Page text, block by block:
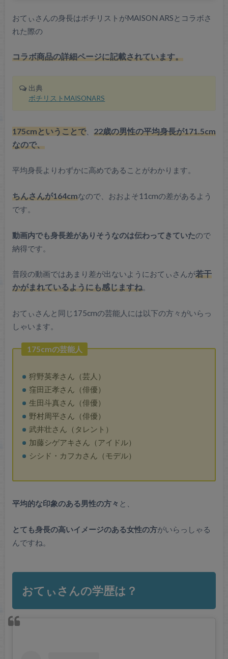
おてぃさんの身長はボチリストがMAISON ARSとコラボさ
れた際の
コラボ商品の詳細ページに記載されています。
出典
ボチリストMAISONARS
175cmということで、 22歳の男性の平均身長が171.5cm
なので、
平均身長よりわずかに高めであることがわかります。
ちんさんが164cmなので、おおよそ11cmの差があるよう
です。
動画内でも身長差がありそうなのは伝わってきていたので
納得です。
普段の動画ではあまり差が出ないようにおてぃさんが若干
かがまれているようにも感じますね。
おてぃさんと同じ175cmの芸能人には以下の方々がいらっ
しゃいます。
175cmの芸能人
狩野英孝さん（芸人）
窪田正孝さん（俳優）
生田斗真さん（俳優）
野村周平さん（俳優）
武井壮さん（タレント）
加藤シゲアキさん（アイドル）
シシド・カフカさん（モデル）
平均的な印象のある男性の方々 と、
とても身長の高いイメージのある女性の方がいらっしゃる
んですね。
おてぃさんの学歴は？